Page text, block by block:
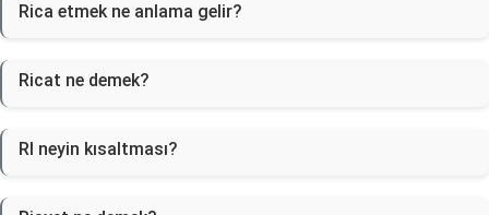
Rica etmek ne anlama gelir?
Ricat ne demek?
RI neyin kısaltması?